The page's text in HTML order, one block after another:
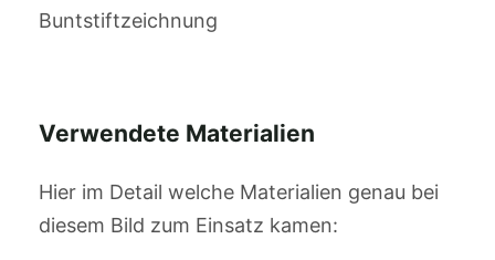
Buntstiftzeichnung
Verwendete Materialien
Hier im Detail welche Materialien genau bei
diesem Bild zum Einsatz kamen: